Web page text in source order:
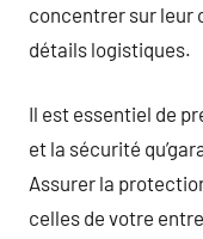
concentrer sur leur
détails logistiques.
Il est essentiel de
et la sécurité
Assurer la
celles de votre